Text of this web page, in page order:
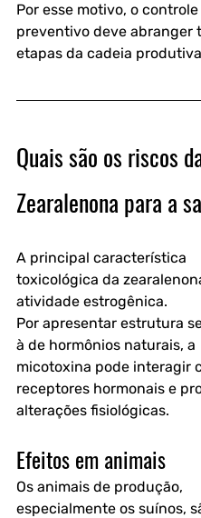
Por esse motivo, o controle
preventivo deve abranger
etapas da cadeia
Quais são os riscos
Zearalenona para a
A principal característica
toxicológica da
atividade estrogênica.
Por apresentar estrutura
à de hormônios naturais, a
micotoxina pode interagir
receptores hormonais e
alterações fisiológicas.
Efeitos em animais
Os animais de produção,
especialmente os suínos,